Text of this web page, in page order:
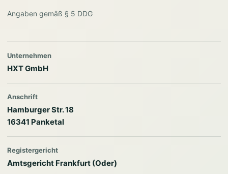
Angaben gemäß § 5 DDG
Unternehmen
HXT GmbH
Anschrift
Hamburger Str. 18
16341 Panketal
Registergericht
Amtsgericht Frankfurt (Oder)